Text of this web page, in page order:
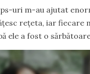
uri m-au ajutat
rețeta, iar fiecare
ele a fost o